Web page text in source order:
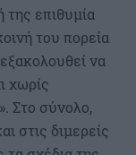
της επιθυμία
του πορεία
να
χωρίς
Στο σύνολο,
στις διμερείς